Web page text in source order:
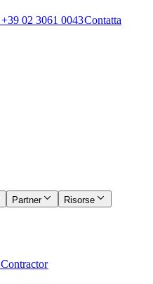
02 3061 0043​​Contatta
Partner​​
Risorse​​